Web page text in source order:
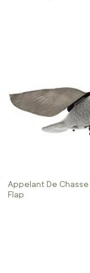
Appelant De
Flap